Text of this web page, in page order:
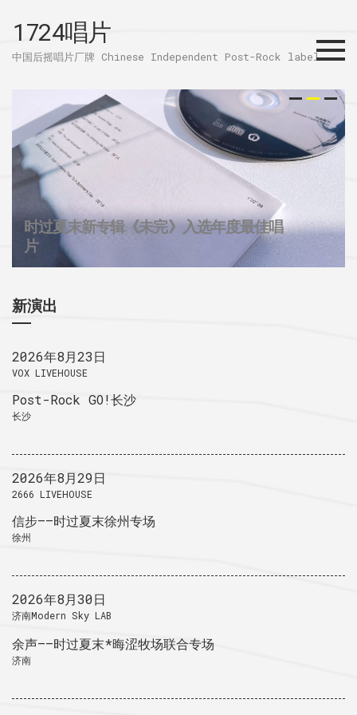
1724唱片
中国后摇唱片厂牌 Chinese Independent Post-Rock label
Menu
1724唱片的2025
时过夏末新专辑《未完》入选年度最佳唱
片
32个城市后摇群
新演出
2026年8月23日
VOX LIVEHOUSE
Post-Rock GO!长沙
长沙
2026年8月29日
2666 LIVEHOUSE
信步——时过夏末徐州专场
徐州
2026年8月30日
济南Modern Sky LAB
余声——时过夏末*晦涩牧场联合专场
济南